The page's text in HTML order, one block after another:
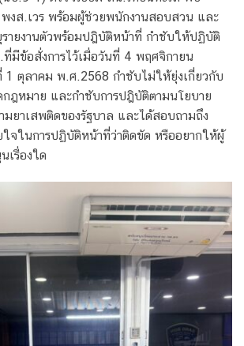
งส.เวร พร้อมผู้ช่วยพนักงานสอบสวน และ
รายงานตัวพร้อมปฎิบัติหน้าที่ กำชับให้ปฏิบัติ
มีข้อสั่งการไว้เมื่อวันที่ 4 พฤศจิกายน
ตุลาคม พ.ศ.2568 กำชับไม่ให้ยุ่งเกี่ยวกับ
ฎหมาย และกำชับการปฎิบัติตามนโยบาย
มยาเสพติดของรัฐบาล และได้สอบถามถึง
จในการปฏิบัติหน้าที่ว่าติดขัด หรืออยากให้ผู้
รื่องใด